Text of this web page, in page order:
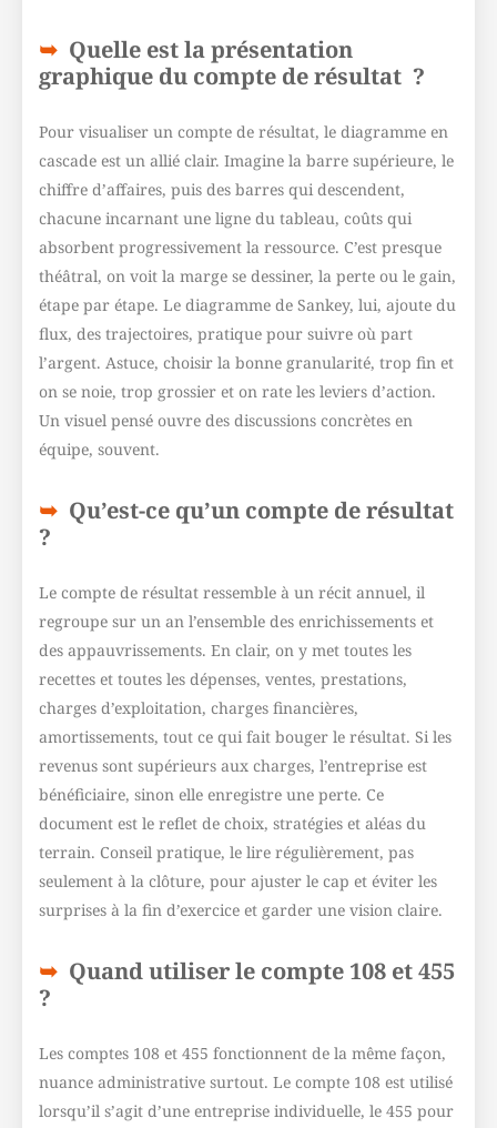
Quelle est la présentation
graphique du compte de résultat ?
Pour visualiser un compte de résultat, le diagramme en
cascade est un allié clair. Imagine la barre supérieure, le
chiffre d’affaires, puis des barres qui descendent,
chacune incarnant une ligne du tableau, coûts qui
absorbent progressivement la ressource. C’est presque
théâtral, on voit la marge se dessiner, la perte ou le gain,
étape par étape. Le diagramme de Sankey, lui, ajoute du
flux, des trajectoires, pratique pour suivre où part
l’argent. Astuce, choisir la bonne granularité, trop fin et
on se noie, trop grossier et on rate les leviers d’action.
Un visuel pensé ouvre des discussions concrètes en
équipe, souvent.
Qu’est-ce qu’un compte de résultat
?
Le compte de résultat ressemble à un récit annuel, il
regroupe sur un an l’ensemble des enrichissements et
des appauvrissements. En clair, on y met toutes les
recettes et toutes les dépenses, ventes, prestations,
charges d’exploitation, charges financières,
amortissements, tout ce qui fait bouger le résultat. Si les
revenus sont supérieurs aux charges, l’entreprise est
bénéficiaire, sinon elle enregistre une perte. Ce
document est le reflet de choix, stratégies et aléas du
terrain. Conseil pratique, le lire régulièrement, pas
seulement à la clôture, pour ajuster le cap et éviter les
surprises à la fin d’exercice et garder une vision claire.
Quand utiliser le compte 108 et 455
?
Les comptes 108 et 455 fonctionnent de la même façon,
nuance administrative surtout. Le compte 108 est utilisé
lorsqu’il s’agit d’une entreprise individuelle, le 455 pour